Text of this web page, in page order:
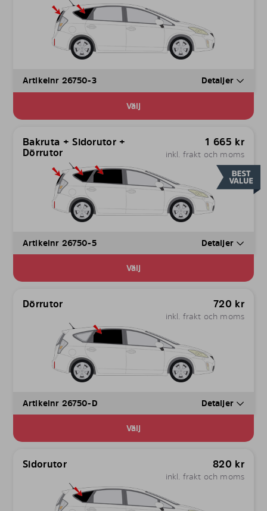
Artikelnr 26750-3 Detaljer
Välj
Bakruta + Sidorutor +
Dörrutor
1 665 kr
inkl. frakt och moms
Artikelnr 26750-5 Detaljer
Välj
Dörrutor 720 kr
inkl. frakt och moms
Artikelnr 26750-D Detaljer
Välj
Sidorutor 820 kr
inkl. frakt och moms